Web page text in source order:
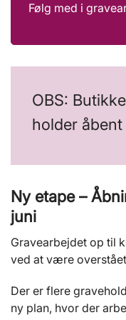
Følg med i
OBS:
holder
Ny etape –
juni
Gravearbejdet op til
ved at være
Der er flere
ny plan, hvor der